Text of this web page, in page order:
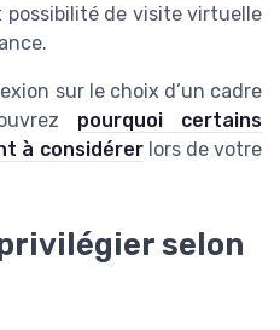
possibilité de visite virtuelle
sur le choix d’un cadre
pourquoi certains
à considérerlors de votre
selon